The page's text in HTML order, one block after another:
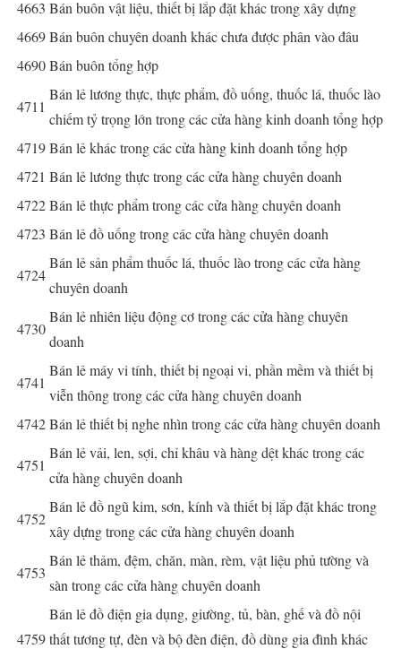
4663 Bán buôn vật liệu, thiết bị lắp đặt khác trong xây dựng
4669Bán buôn chuyên doanh khác chưa được phân vào đâu
4690Bán buôn tổng hợp
4711
Bán lẻ lương thực, thực phẩm, đồ uống, thuốc lá, thuốc lào
chiếm tỷ trọng lớn trong các cửa hàng kinh doanh tổng hợp
4719Bán lẻ khác trong các cửa hàng kinh doanh tổng hợp
4721 Bán lẻ lương thực trong các cửa hàng chuyên doanh
4722Bán lẻ thực phẩm trong các cửa hàng chuyên doanh
4723 Bán lẻ đồ uống trong các cửa hàng chuyên doanh
4724
Bán lẻ sản phẩm thuốc lá, thuốc lào trong các cửa hàng
chuyên doanh
4730
Bán lẻ nhiên liệu động cơ trong các cửa hàng chuyên
doanh
4741
Bán lẻ máy vi tính, thiết bị ngoại vi, phần mềm và thiết bị
viễn thông trong các cửa hàng chuyên doanh
4742Bán lẻ thiết bị nghe nhìn trong các cửa hàng chuyên doanh
4751
Bán lẻ vải, len, sợi, chỉ khâu và hàng dệt khác trong các
cửa hàng chuyên doanh
4752
Bán lẻ đồ ngũ kim, sơn, kính và thiết bị lắp đặt khác trong
xây dựng trong các cửa hàng chuyên doanh
4753
Bán lẻ thảm, đệm, chăn, màn, rèm, vật liệu phủ tường và
sàn trong các cửa hàng chuyên doanh
4759
Bán lẻ đồ điện gia dụng, giường, tủ, bàn, ghế và đồ nội
thất tương tự, đèn và bộ đèn điện, đồ dùng gia đình khác